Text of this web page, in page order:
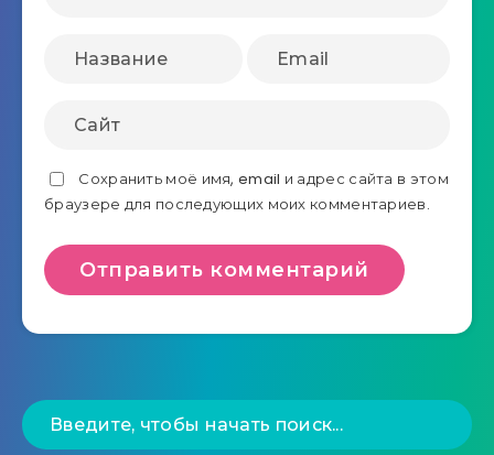
Сохранить моё имя, email и адрес сайта в этом
браузере для последующих моих комментариев.